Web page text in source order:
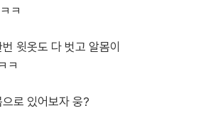
ㅋ
윗옷도 다 벗고 알몸이
ㅋ
로 있어보자 웅?